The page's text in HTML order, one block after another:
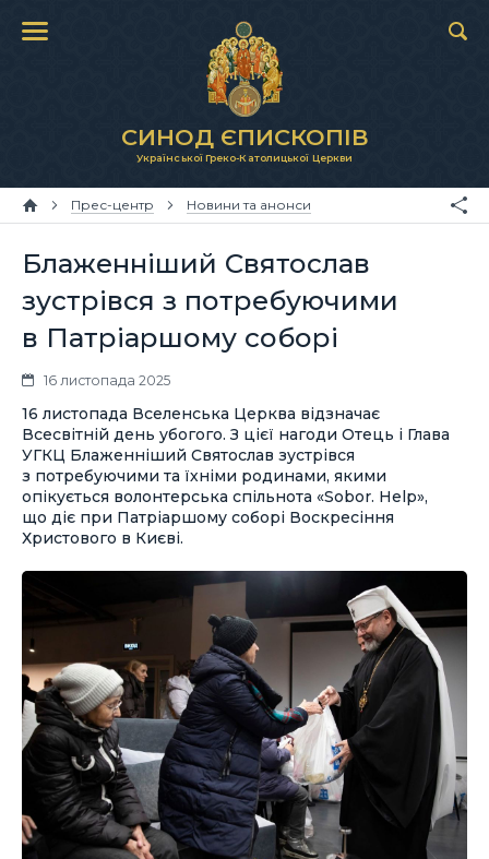
СИНОД ЄПИСКОПІВ
Української Греко-Католицької Церкви
Прес-центр Новини та анонси
Блаженніший Святослав
зустрівся з потребуючими
в Патріаршому соборі
16 листопада 2025
16 листопада Вселенська Церква відзначає
Всесвітній день убогого. З цієї нагоди Отець і Глава
УГКЦ Блаженніший Святослав зустрівся
з потребуючими та їхніми родинами, якими
опікується волонтерська спільнота «Sobor. Help»,
що діє при Патріаршому соборі Воскресіння
Христового в Києві.